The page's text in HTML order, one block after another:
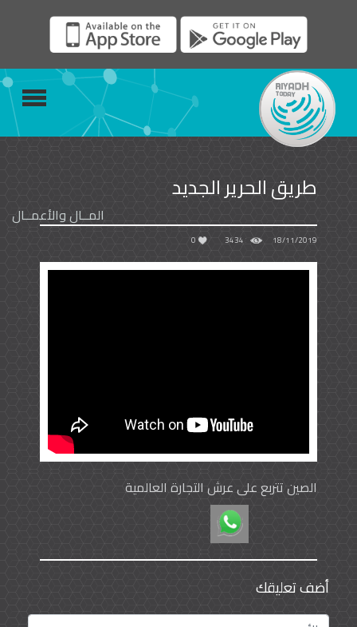
طريق الحرير الجديد
المــال والأعمــال
18/11/2019
3434
0
الصين تتربع على عرش التجارة العالمية
أضف تعليقك